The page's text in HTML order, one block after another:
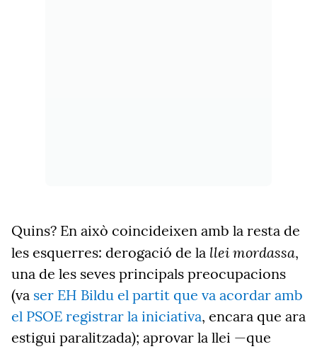
Quins? En això coincideixen amb la resta de
les esquerres: derogació de la llei mordassa,
una de les seves principals preocupacions
(va ser EH Bildu el partit que va acordar amb
el PSOE registrar la iniciativa, encara que ara
estigui paralitzada); aprovar la llei —que